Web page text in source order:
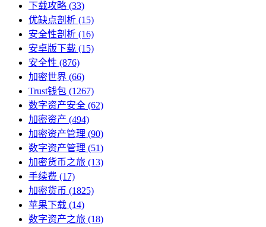
下载攻略 (33)
优缺点剖析 (15)
安全性剖析 (16)
安卓版下载 (15)
安全性 (876)
加密世界 (66)
Trust钱包 (1267)
数字资产安全 (62)
加密资产 (494)
加密资产管理 (90)
数字资产管理 (51)
加密货币之旅 (13)
手续费 (17)
加密货币 (1825)
苹果下载 (14)
数字资产之旅 (18)